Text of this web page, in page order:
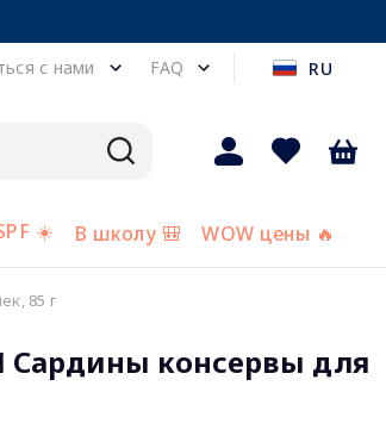
с нами FAQ RU
☀️ В школу 🎒 WOW цены 🔥
85 г
Сардины консервы для